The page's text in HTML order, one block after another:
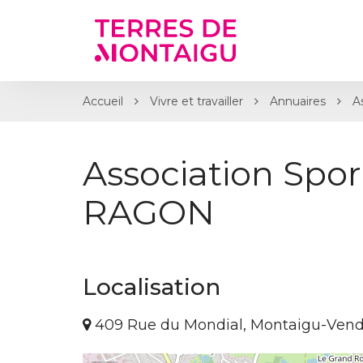
Accueil Vivre et travailler Annuaires
Association
RAGON
Localisation
409 Rue du Mondial, Montaigu-